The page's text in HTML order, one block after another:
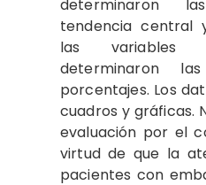
determinaron
tendencia central
las variables
determinaron
porcentajes. Los
cuadros y gráficas.
evaluación por el
virtud de que la
pacientes con